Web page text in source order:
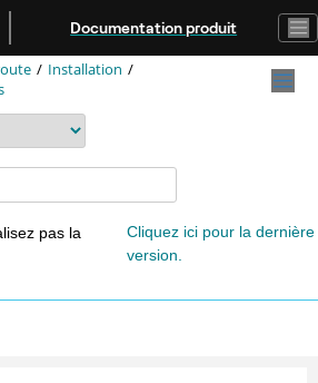
Documentation produit
Installation
pas la
Cliquez ici pour la dernière
version.